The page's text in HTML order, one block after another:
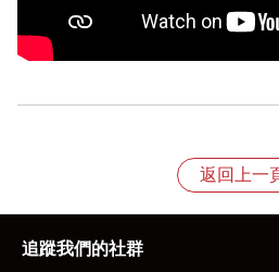
1、依照《消費者保護法》規定
猶豫期，特別提醒猶豫期非試用
受退貨；
貨需返回齊全配件、完整包裝（
返回上一
追蹤我們的社群